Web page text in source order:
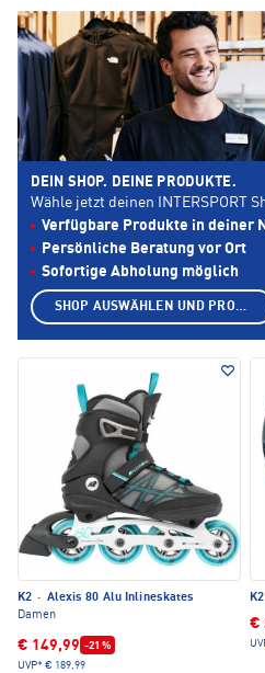
K2 · Alexis 80 Alu Inlineskates
Damen
€ 149,99 -21 %
UVP* € 189,99
K2
€
DEIN SHOP. DEINE PRODUKTE.
Wähle jetzt deinen INTERSPORT
Verfügbare Produkte in deiner
Persönliche Beratung vor Ort
Sofortige Abholung möglich
SHOP AUSWÄHLEN UND PRODUKTE ANZEIGEN